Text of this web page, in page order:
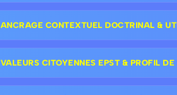
ANCRAGE CONTEXTUEL DOCTRINAL &
VALEURS CITOYENNES EPST & PROFIL